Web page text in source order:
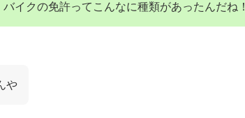
バイクの免許ってこんなに種類があったんだね！
や